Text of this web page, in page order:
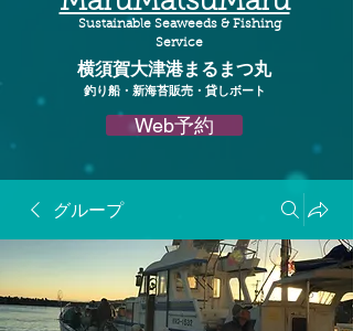
Sustainable Seaweeds & Fishing
Service
横須賀大津港まるまつ丸​
釣り船・新海苔販売・貸しボート
Web予約
グループ